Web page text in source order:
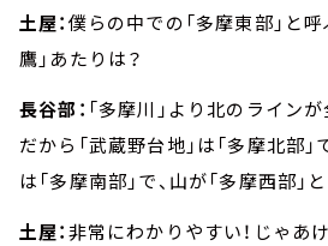
土屋：僕らの中での「多摩東部」と呼
鷹」あたりは？
長谷部： 「多摩川」より北のラインが
だから「武蔵野台地」は「多摩北部」
は「多摩南部」で、山が「多摩西部」
土屋：非常にわかりやすい！じゃあ